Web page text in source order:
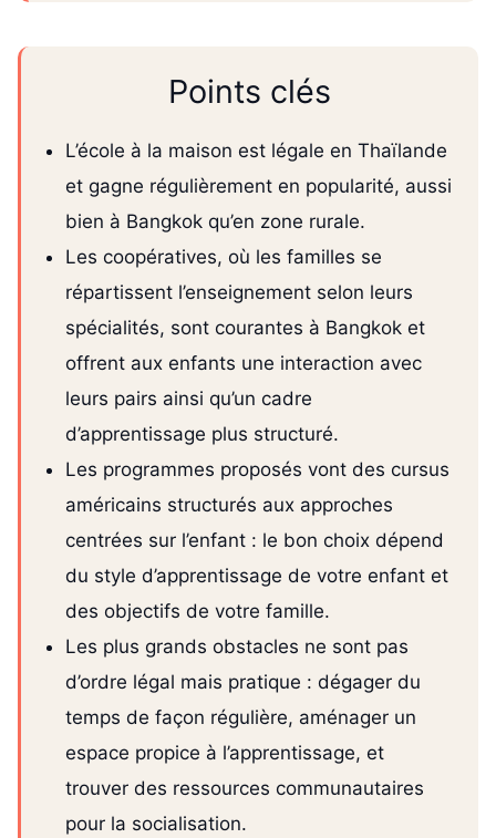
Points clés
L’école à la maison est légale en Thaïlande
et gagne régulièrement en popularité, aussi
bien à Bangkok qu’en zone rurale.
Les coopératives, où les familles se
répartissent l’enseignement selon leurs
spécialités, sont courantes à Bangkok et
offrent aux enfants une interaction avec
leurs pairs ainsi qu’un cadre
d’apprentissage plus structuré.
Les programmes proposés vont des cursus
américains structurés aux approches
centrées sur l’enfant : le bon choix dépend
du style d’apprentissage de votre enfant et
des objectifs de votre famille.
Les plus grands obstacles ne sont pas
d’ordre légal mais pratique : dégager du
temps de façon régulière, aménager un
espace propice à l’apprentissage, et
trouver des ressources communautaires
pour la socialisation.